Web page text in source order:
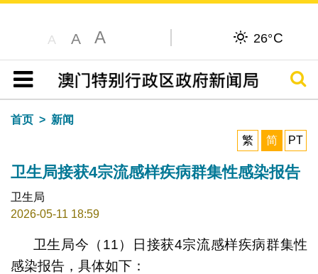
A A A 26°C
目录
搜寻
首页
新闻
繁
简 PT
卫生局接获4宗流感样疾病群集性感染报告
卫生局
2026-05-11 18:59
卫生局今（11）日接获4宗流感样疾病群集性
感染报告，具体如下：